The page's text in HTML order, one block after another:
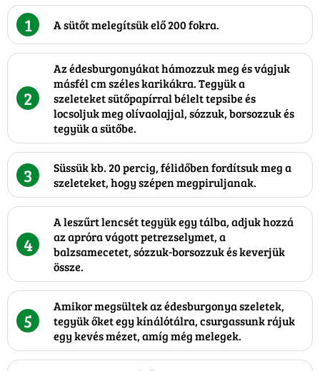
1
A sütőt melegítsük elő 200 fokra.
2
Az édesburgonyákat hámozzuk meg és vágjuk
másfél cm széles karikákra. Tegyük a
szeleteket sütőpapírral bélelt tepsibe és
locsoljuk meg olívaolajjal, sózzuk, borsozzuk és
tegyük a sütőbe.
3
Süssük kb. 20 percig, félidőben fordítsuk meg a
szeleteket, hogy szépen megpiruljanak.
4
A leszűrt lencsét tegyük egy tálba, adjuk hozzá
az apróra vágott petrezselymet, a
balzsamecetet, sózzuk-borsozzuk és keverjük
össze.
5
Amikor megsültek az édesburgonya szeletek,
tegyük őket egy kínálótálra, csurgassunk rájuk
egy kevés mézet, amíg még melegek.